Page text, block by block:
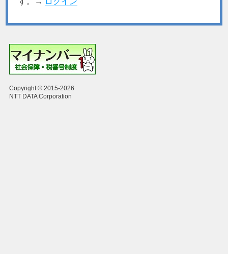
Copyright © 2015-2026
NTT DATA Corporation